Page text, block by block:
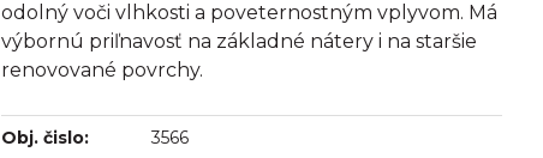
odolný voči vlhkosti a poveternostným vplyvom. Má
výbornú priľnavosť na základné nátery i na staršie
renovované povrchy.
Obj. čislo: 3566